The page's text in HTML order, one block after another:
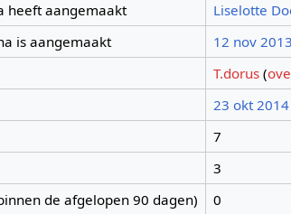
heeft aangemaakt Liselotte
is aangemaakt
12 nov
T.dorus (
23 okt
7
3
de afgelopen 90 dagen)
0